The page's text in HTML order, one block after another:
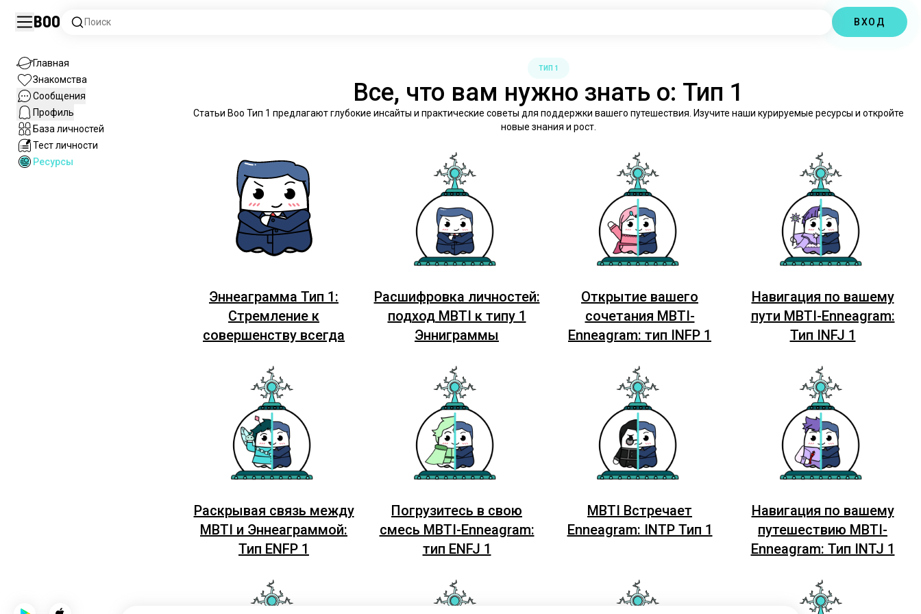
Boo Поиск ВХОД
Главная
Знакомства
Сообщения
Профиль
База личностей
Тест личности
Ресурсы
ТИП 1
Все, что вам нужно знать о: Тип 1
Статьи Boo Тип 1 предлагают глубокие инсайты и практические советы для поддержки вашего путешествия. Изучите наши курируемые ресурсы и откройте
новые знания и рост.
Эннеаграмма Тип 1:
Стремление к
совершенству всегда
Расшифровка личностей:
подход MBTI к типу 1
Энниграммы
Открытие вашего
сочетания MBTI-
Enneagram: тип INFP 1
Навигация по вашему
пути MBTI-Enneagram:
Тип INFJ 1
Раскрывая связь между
MBTI и Эннеаграммой:
Тип ENFP 1
Погрузитесь в свою
смесь MBTI-Enneagram:
тип ENFJ 1
MBTI Встречает
Enneagram: INTP Тип 1
Навигация по вашему
путешествию MBTI-
Enneagram: Тип INTJ 1